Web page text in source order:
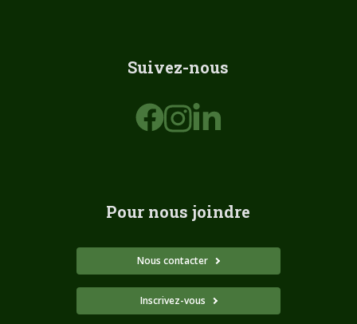
Suivez-nous
Pour nous joindre
Nous contacter
Inscrivez-vous